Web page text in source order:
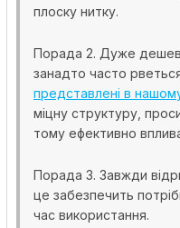
плоску нитку.
Порада 2. Дуже
занадто часто
представлені в
міцну структуру,
тому ефективно
Порада 3. Завжди
це забезпечить
час використання.